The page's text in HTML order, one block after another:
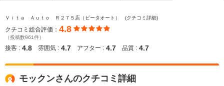
Ｖｉｔａ Ａｕｔｏ Ｒ２７５店（ビータオート） (クチコミ詳細)
クチコミ総合評価： 4.8
（投稿数961件）
接客 : 4.8 雰囲気 : 4.7 アフター : 4.7 品質 : 4.7
モックンさんのクチコミ詳細